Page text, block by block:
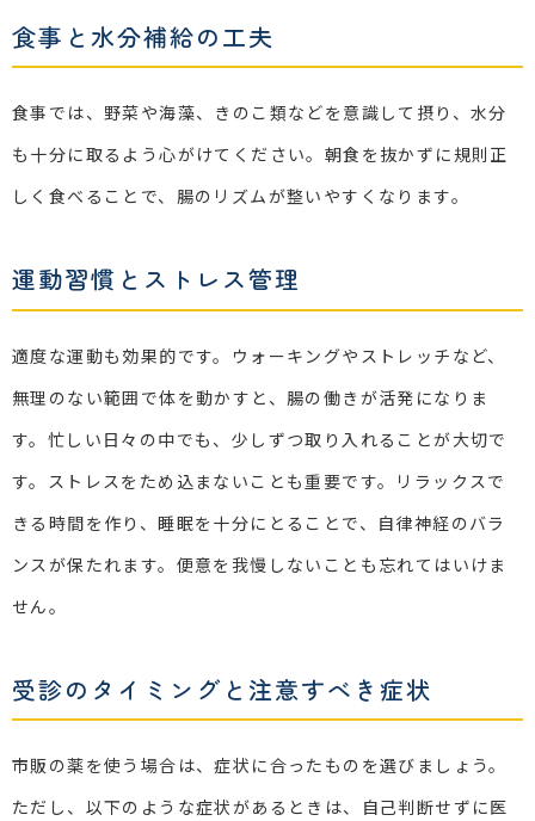
食事と水分補給の工夫
食事では、野菜や海藻、きのこ類などを意識して摂り、水分
も十分に取るよう心がけてください。朝食を抜かずに規則正
しく食べることで、腸のリズムが整いやすくなります。
運動習慣とストレス管理
適度な運動も効果的です。ウォーキングやストレッチなど、
無理のない範囲で体を動かすと、腸の働きが活発になりま
す。忙しい日々の中でも、少しずつ取り入れることが大切で
す。ストレスをため込まないことも重要です。リラックスで
きる時間を作り、睡眠を十分にとることで、自律神経のバラ
ンスが保たれます。便意を我慢しないことも忘れてはいけま
せん。
受診のタイミングと注意すべき症状
市販の薬を使う場合は、症状に合ったものを選びましょう。
ただし、以下のような症状があるときは、自己判断せずに医